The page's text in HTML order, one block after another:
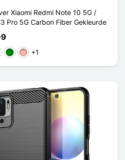
Xiaomi Redmi Note 10 5G /
Pro 5G Carbon Fiber Gekleurde
GroenRose Goud
+1